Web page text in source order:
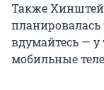
Также
планировалась
вдумайтесь — у
мобильные